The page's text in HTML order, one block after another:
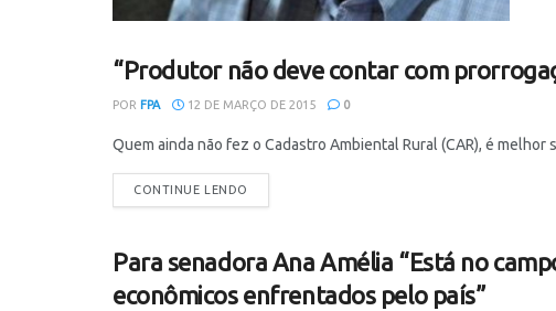
NOTÍCIAS
“Produtor não deve contar com
POR FPA 12 DE MARÇO DE 2015 0
Quem ainda não fez o Cadastro Ambiental Rural (CAR), é
CONTINUE LENDO
NOTÍCIAS
Para senadora Ana Amélia “Está no
econômicos enfrentados pelo país”